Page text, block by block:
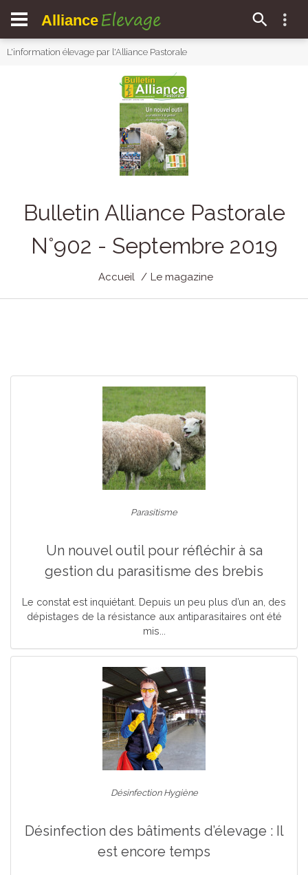
Alliance Elevage
L'information élevage par l'Alliance Pastorale
Bulletin Alliance Pastorale
N°902 - Septembre 2019
Accueil Le magazine
Parasitisme
Un nouvel outil pour réfléchir à sa
gestion du parasitisme des brebis
Le constat est inquiétant. Depuis un peu plus d’un an, des
dépistages de la résistance aux antiparasitaires ont été
mis...
Désinfection Hygiène
Désinfection des bâtiments d’élevage : Il
est encore temps